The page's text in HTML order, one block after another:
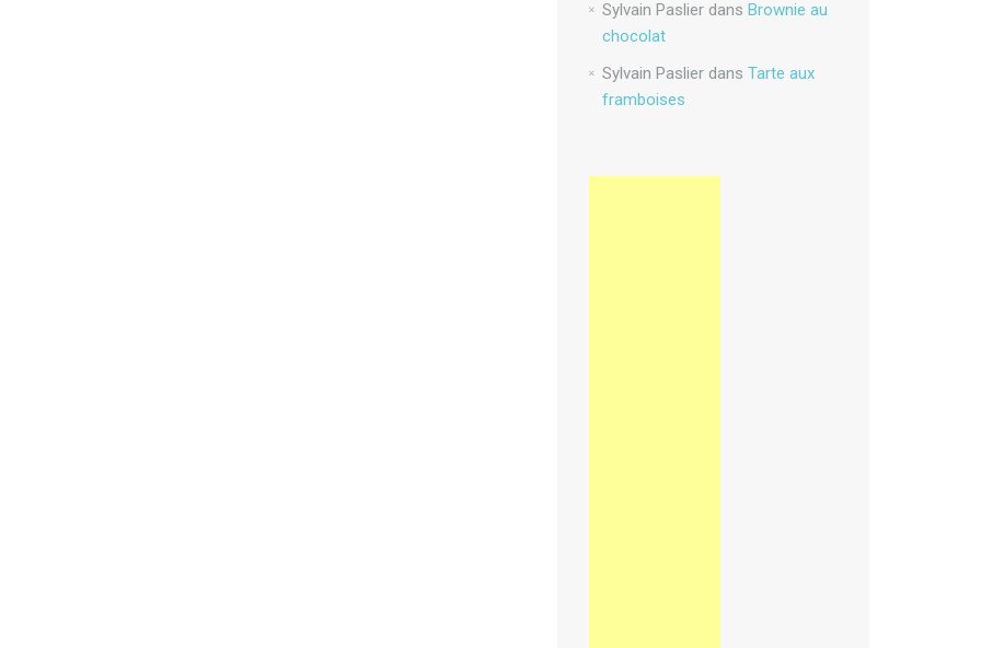
Sylvain Paslierdans Brownie au
chocolat
Sylvain Paslierdans Tarte aux
framboises